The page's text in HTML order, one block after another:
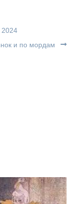
2024
и по мордам